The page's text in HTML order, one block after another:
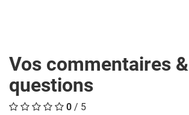
Vos commentaires &
questions
0 / 5